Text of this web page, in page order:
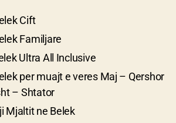
Cift
Familjare
Ultra All Inclusive
per muajt e veres Maj – Qershor
– Shtator
Mjaltit ne Belek